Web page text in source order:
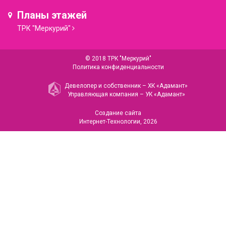
Планы этажей
ТРК "Меркурий"
© 2018 ТРК "Меркурий"
Политика конфиденциальности
Девелопер и собственник – ХК «Адамант»
Управляющая компания – УК «Адамант»
Создание сайта
Интернет-Технологии, 2026